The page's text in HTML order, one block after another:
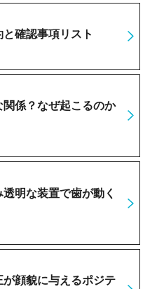
確認事項リスト
係？なぜ起こるのか
明な装置で歯が動く
顔貌に与えるポジテ